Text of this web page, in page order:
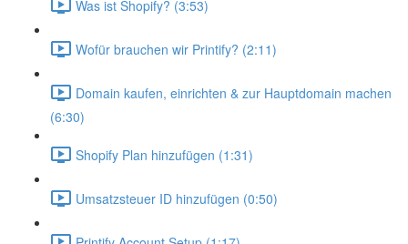
Was ist Shopify? (3:53)
Wofür brauchen wir Printify? (2:11)
Domain kaufen, einrichten & zur Hauptdomain machen
(6:30)
Shopify Plan hinzufügen (1:31)
Umsatzsteuer ID hinzufügen (0:50)